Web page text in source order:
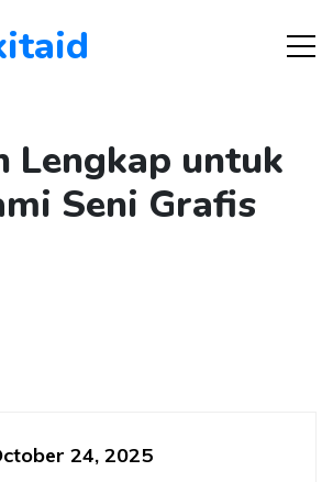
Lengkap untuk
Seni Grafis
24, 2025